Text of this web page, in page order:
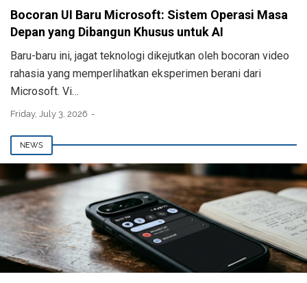
Bocoran UI Baru Microsoft: Sistem Operasi Masa
Depan yang Dibangun Khusus untuk AI
Baru-baru ini, jagat teknologi dikejutkan oleh bocoran video
rahasia yang memperlihatkan eksperimen berani dari
Microsoft. Vi…
Friday, July 3, 2026
NEWS